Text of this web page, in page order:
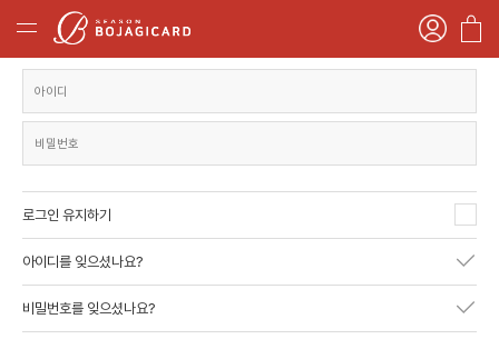
로그인 유지하기
아이디를 잊으셨나요?
비밀번호를 잊으셨나요?